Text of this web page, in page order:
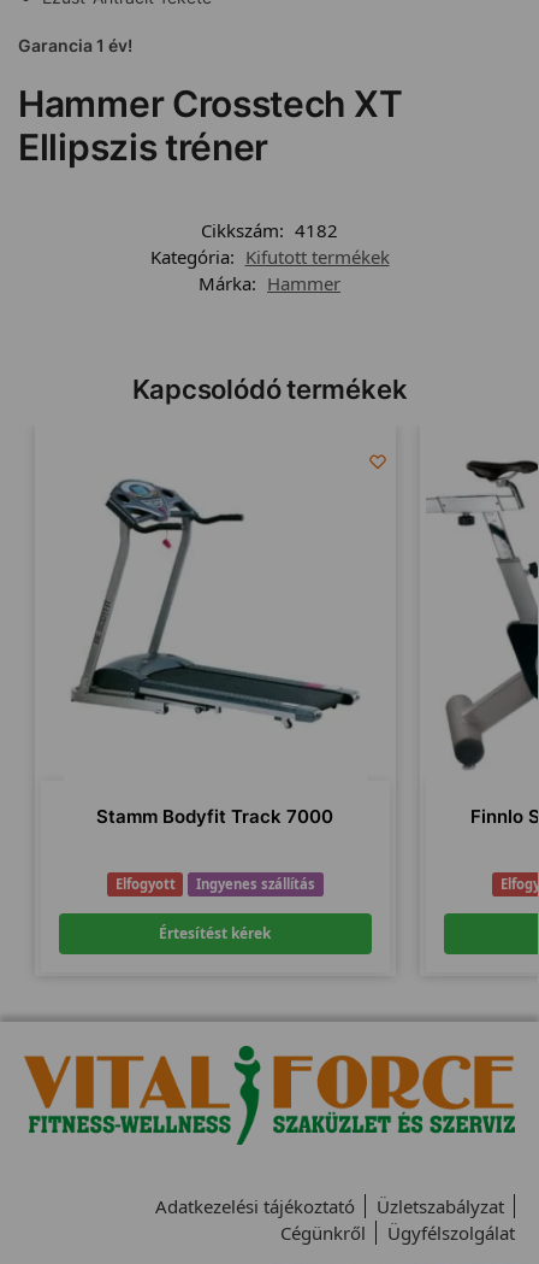
Garancia 1 év!
Hammer Crosstech XT
Ellipszis tréner
Cikkszám: 4182
Kategória: Kifutott termékek
Márka: Hammer
Kapcsolódó termékek
Stamm Bodyfit Track 7000
Elfogyott Ingyenes szállítás
Értesítést kérek
Finnlo
Adatkezelési tájékoztató
Üzletszabályzat
Cégünkről
Ügyfélszolgálat